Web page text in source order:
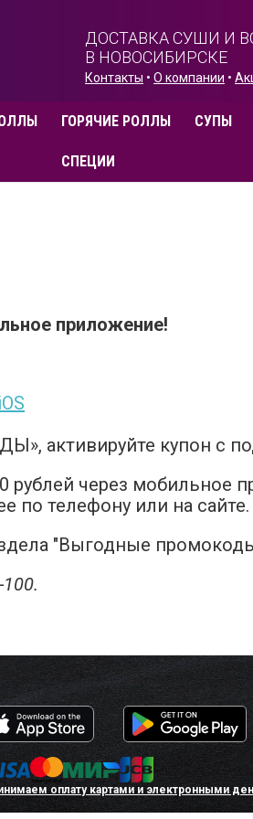
ДОСТАВКА СУШИ И
В НОВОСИБИРСКЕ
Контакты • О компании •
ГОРЯЧИЕ РОЛЛЫ СУПЫ
СПЕЦИИ
приложение!
iOS
активируйте купон с
рублей через мобильное
по телефону или на сайте.
"Выгодные
оплату картами и электронными